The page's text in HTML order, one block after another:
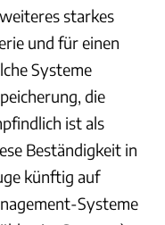
starkes
und für einen
Systeme
die
ist als
Beständigkeit in
künftig auf
Systeme